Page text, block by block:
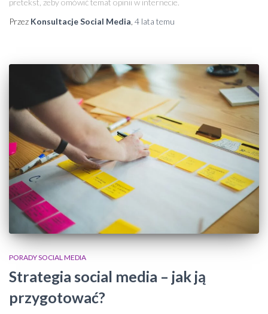
Przez Konsultacje Social Media 4 lata temu
PORADY SOCIAL MEDIA
Strategia social media – jak ją
przygotować?